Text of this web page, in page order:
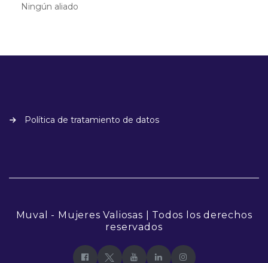
Ningún aliado
Política de tratamiento de datos
Muval - Mujeres Valiosas | Todos los derechos
reservados